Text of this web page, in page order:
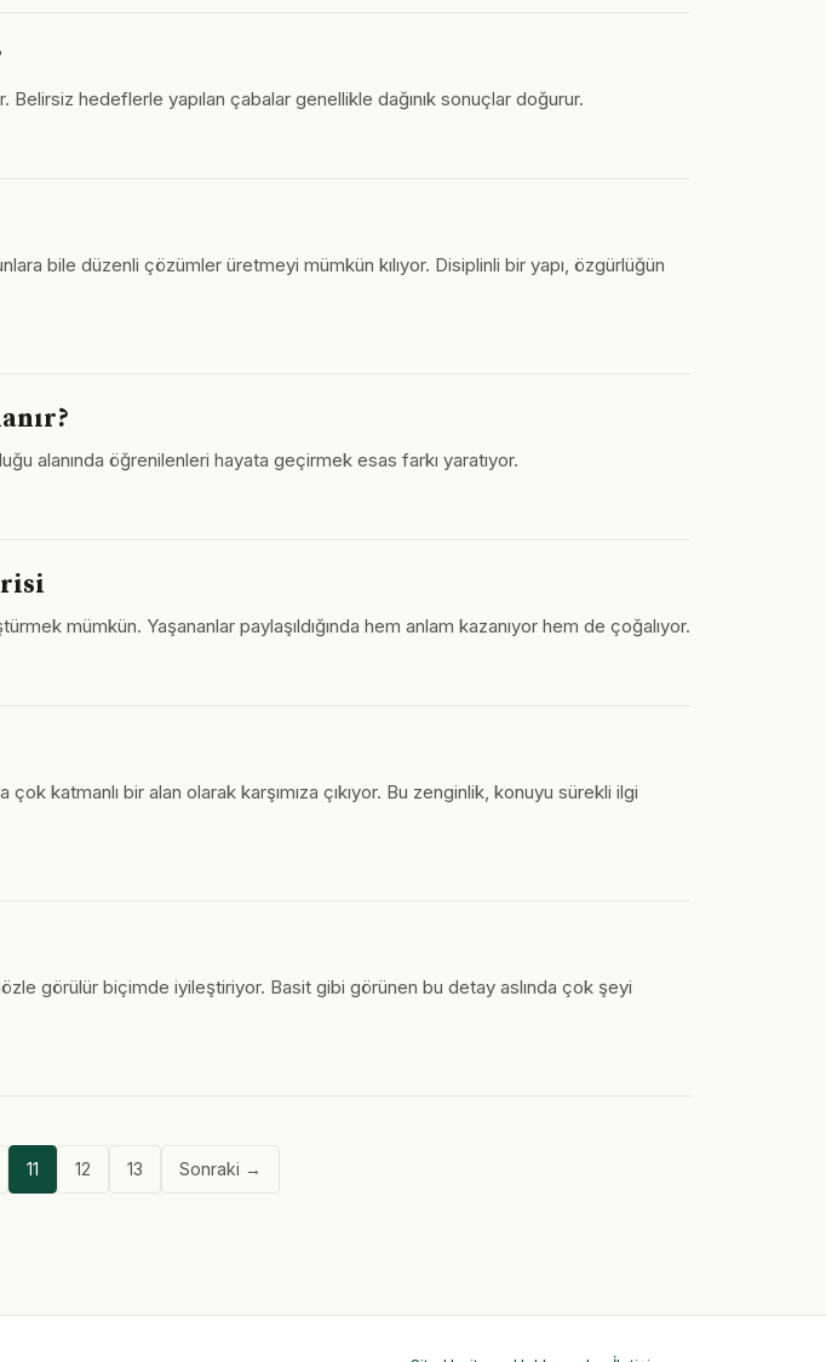
hedeflerle yapılan çabalar genellikle dağınık sonuçlar doğurur.
bile düzenli çözümler üretmeyi mümkün kılıyor. Disiplinli bir yapı, özgürlüğün
alanında öğrenilenleri hayata geçirmek esas farkı yaratıyor.
mümkün. Yaşananlar paylaşıldığında hem anlam kazanıyor hem de çoğalıyor.
katmanlı bir alan olarak karşımıza çıkıyor. Bu zenginlik, konuyu sürekli ilgi
görülür biçimde iyileştiriyor. Basit gibi görünen bu detay aslında çok şeyi
11 12 13 Sonraki →